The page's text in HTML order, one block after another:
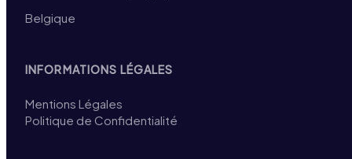
Belgique
INFORMATIONS LÉGALES
Mentions Légales
Politique de Confidentialité